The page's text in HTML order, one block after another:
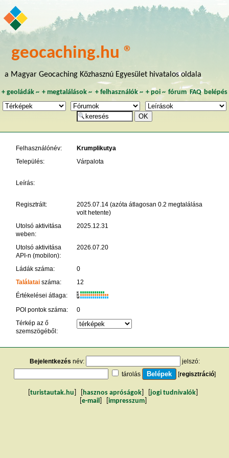
geocaching.hu ®
a Magyar Geocaching Közhasznú Egyesület hivatalos oldala
+ geoládák~ +megtalálások ~ + felhasználók~ + poi~ fórum FAQ belépés
Felhasználónév:
Krumplikutya
Település:
Várpalota
Leírás:
Regisztrált:
2025.07.14 (azóta átlagosan 0.2 megtalálása
volt hetente)
Utolsó aktivitása
weben:
2025.12.31
Utolsó aktivitása
API-n (mobilon):
2026.07.20
Ládák száma:
0
Találataiszáma:
12
Értékelései átlaga:
K
R
W
POI pontok száma:
0
Térkép az ő
szemszögéből:
Bejelentkezés név:
jelszó:
tárolás
[regisztráció]
turistautak.hu hasznos apróságok jogi tudnivalók
e-mail impresszum]